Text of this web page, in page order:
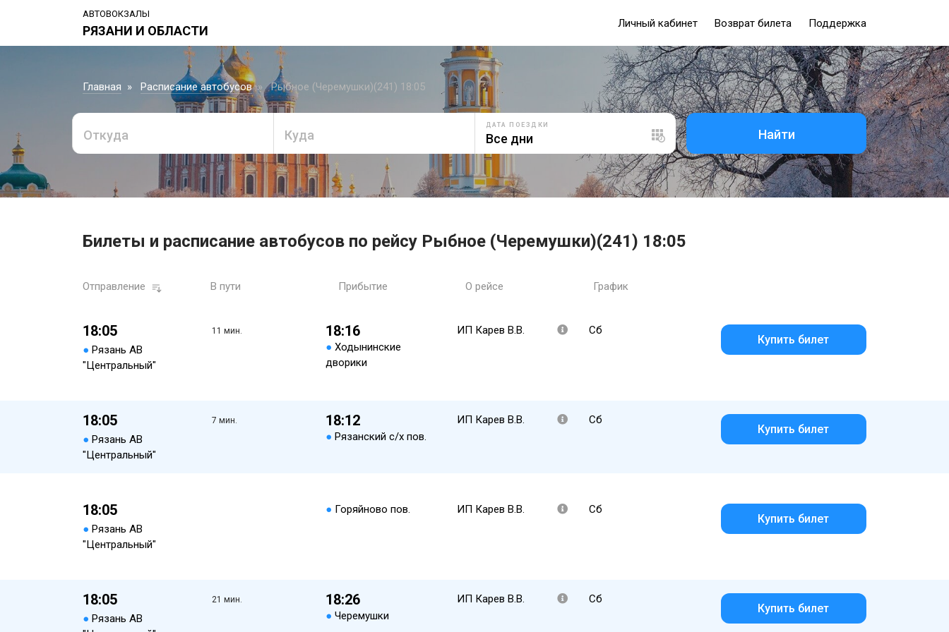
АВТОВОКЗАЛЫ
РЯЗАНИ И ОБЛАСТИ
Личный кабинет Возврат билета Поддержка
Главная Расписание автобусов Рыбное (Черемушки)(241) 18:05
Откуда Куда
ДАТА ПОЕЗДКИ
Найти
Билеты и расписание автобусов по рейсу Рыбное (Черемушки)(241) 18:05
Отправление В пути Прибытие О рейсе График
18:05
● Рязань АВ
"Центральный"
11 мин. 18:16
● Ходынинские
дворики
ИП Карев В.В. Сб
Купить билет
18:05
● Рязань АВ
"Центральный"
7 мин. 18:12
● Рязанский с/х пов.
ИП Карев В.В. Сб
Купить билет
18:05
● Рязань АВ
"Центральный"
● Горяйново пов. ИП Карев В.В. Сб
Купить билет
18:05
● Рязань АВ
21 мин. 18:26
● Черемушки
ИП Карев В.В. Сб
Купить билет